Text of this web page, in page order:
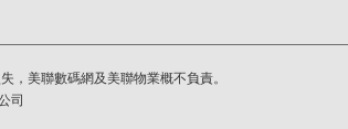
，美聯數碼網及美聯物業概不負責。
司